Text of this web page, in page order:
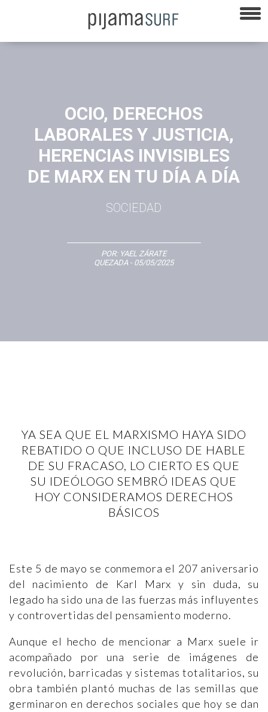
OCIO, DERECHOS
LABORALES Y JUSTICIA,
HERENCIAS INVISIBLES
DE MARX EN TU DÍA A DÍA
SOCIEDAD
POR: YAEL ZÁRATE
QUEZADA - 05/05/2025
YA SEA QUE EL MARXISMO HAYA SIDO
REBATIDO O QUE INCLUSO DE HABLE
DE SU FRACASO, LO CIERTO ES QUE
SU IDEÓLOGO SEMBRÓ IDEAS QUE
HOY CONSIDERAMOS DERECHOS
BÁSICOS
Este 5 de mayo se conmemora el 207 aniversario
del nacimiento de Karl Marx y sin duda, su
legado ha sido una de las fuerzas más influyentes
y controvertidas del pensamiento moderno.
Aunque el hecho de mencionar a Marx suele ir
acompañado por una serie de imágenes de
revolución, barricadas y sistemas totalitarios, su
obra también plantó muchas de las semillas que
germinaron en derechos sociales que hoy se dan